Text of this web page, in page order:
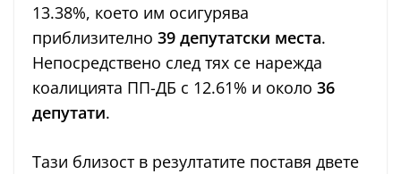
13.38%, което им осигурява
приблизително 39 депутатски места.
Непосредствено след тях се нарежда
коалицията ПП-ДБ с 12.61% и около 36
депутати.
Тази близост в резултатите поставя двете